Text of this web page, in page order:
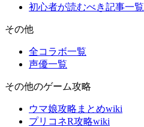
初心者が読むべき記事一覧
その他
全コラボ一覧
声優一覧
その他のゲーム攻略
ウマ娘攻略まとめwiki
プリコネR攻略wiki